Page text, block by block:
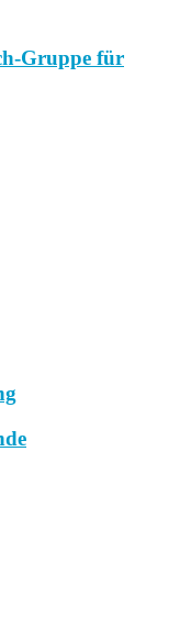
Gruppe für